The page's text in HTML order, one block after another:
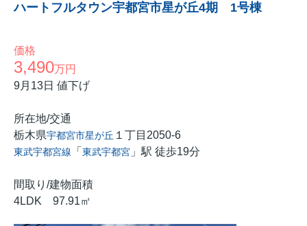
ハートフルタウン宇都宮市星が丘4期 1号棟
価格
3,490万円
9月13日 値下げ
所在地/交通
栃木県宇都宮市星が丘 １丁目2050-6
東武宇都宮線 「 東武宇都宮 」駅 徒歩19分
間取り/建物面積
4LDK 97.91㎡